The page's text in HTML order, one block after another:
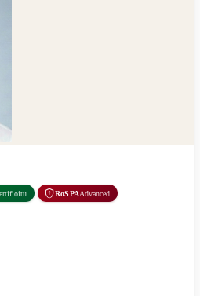
RoSPAAdvanced